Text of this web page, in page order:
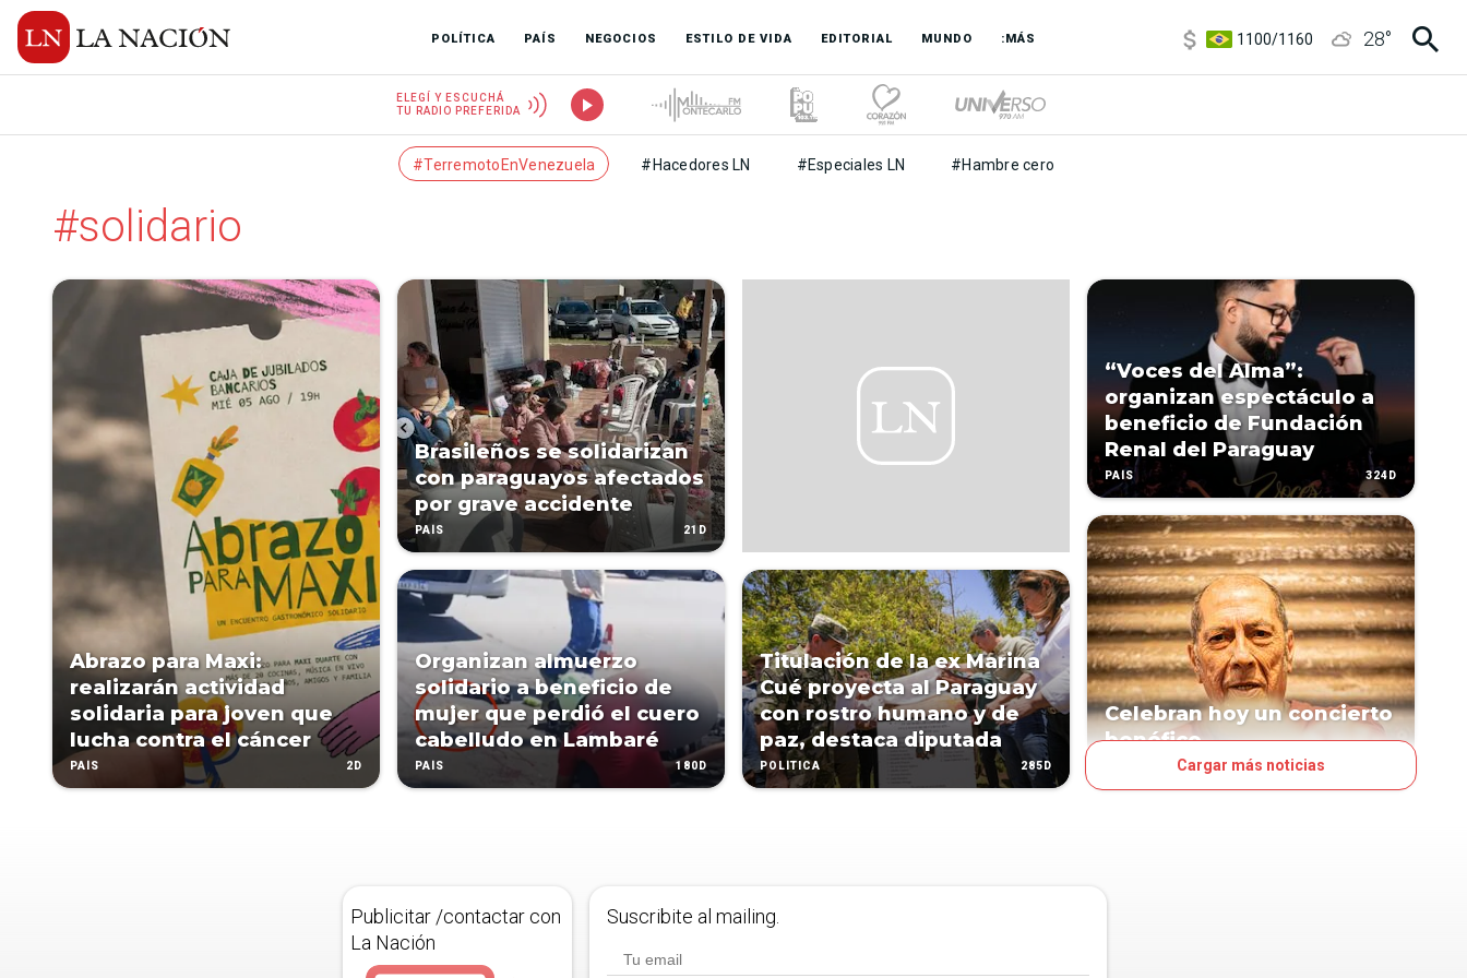
POLÍTICA PAÍS NEGOCIOS ESTILO DE VIDA EDITORIAL MUNDO :MÁS
1100/1160
28°
ELEGÍ Y ESCUCHÁ
TU RADIO PREFERIDA
#TerremotoEnVenezuela #Hacedores LN #Especiales LN #Hambre cero
#solidario
Abrazo para Maxi:
realizarán actividad
solidaria para joven que
lucha contra el cáncer
PAÍS 2D
Brasileños se solidarizan
con paraguayos afectados
por grave accidente
PAÍS 21D
Organizan almuerzo
solidario a beneficio de
mujer que perdió el cuero
cabelludo en Lambaré
PAÍS 180D
Titulación de la ex Marina
Cué proyecta al Paraguay
con rostro humano y de
paz, destaca diputada
POLÍTICA 285D
“Voces del Alma”:
organizan espectáculo a
beneficio de Fundación
Renal del Paraguay
PAÍS 324D
Celebran hoy un concierto
benéfico
LA NACIÓN DEL FINDECargar más noticias
Publicitar /contactar con
La Nación
Suscribite al mailing.